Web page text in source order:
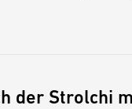
der Strolchi